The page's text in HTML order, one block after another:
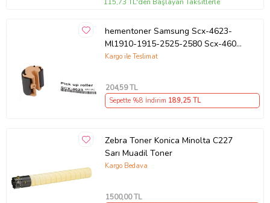
115,73 TL'den Başlayan Taksitlerle
hementoner Samsung Scx-4623-
Ml1910-1915-2525-2580 Scx-4600
Kağıt Alma Pateni (Pickup Roller)
Kargo ile Teslimat
204,59 TL
Sepette %8 İndirim 189,25 TL
Zebra Toner Konica Minolta C227
Sarı Muadil Toner
Kargo Bedava
1500,00 TL